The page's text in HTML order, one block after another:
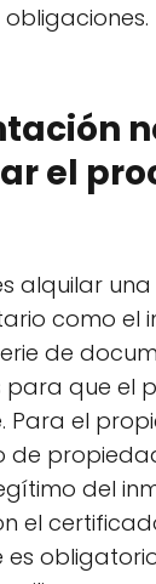
el
alquilar una
como el
de
para que el
Para el
de
del
el
es